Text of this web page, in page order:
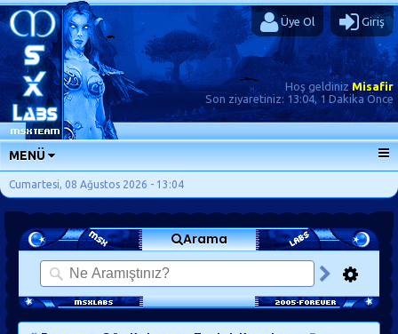
Üye Ol Giriş
Hoş geldinizMisafir
Son ziyaretiniz: 13:04, 1 Dakika Önce
MENÜ
ANA SAYFA
FORUMLAR
SORU-CEVAP
GÜNLÜKLER
SON MESAJLAR
Cumartesi, 08 Ağustos 2026 - 13:04
Arama